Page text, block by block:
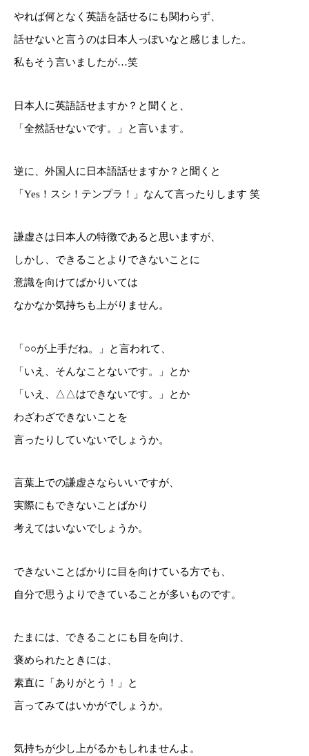
やれば何となく英語を話せるにも関わらず、
話せないと言うのは日本人っぽいなと感じました。
私もそう言いましたが…笑
日本人に英語話せますか？と聞くと、
「全然話せないです。」と言います。
逆に、外国人に日本語話せますか？と聞くと
「Yes！スシ！テンプラ！」なんて言ったりします 笑
謙虚さは日本人の特徴であると思いますが、
しかし、できることよりできないことに
意識を向けてばかりいては
なかなか気持ちも上がりません。
「○○が上手だね。」と言われて、
「いえ、そんなことないです。」とか
「いえ、△△はできないです。」とか
わざわざできないことを
言ったりしていないでしょうか。
言葉上での謙虚さならいいですが、
実際にもできないことばかり
考えてはいないでしょうか。
できないことばかりに目を向けている方でも、
自分で思うよりできていることが多いものです。
たまには、できることにも目を向け、
褒められたときには、
素直に「ありがとう！」と
言ってみてはいかがでしょうか。
気持ちが少し上がるかもしれませんよ。